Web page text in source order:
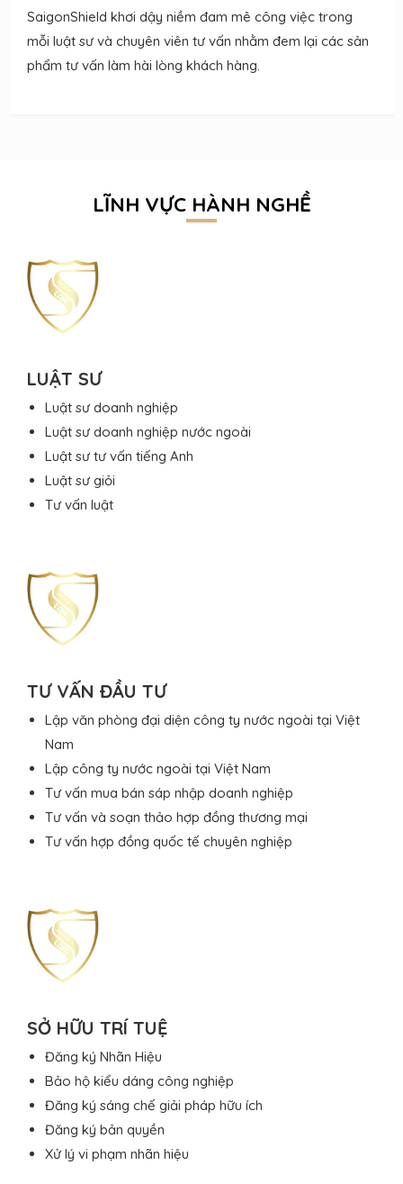
SaigonShield khơi dậy niềm đam mê công việc trong
mỗi luật sư và chuyên viên tư vấn nhằm đem lại các sản
phẩm tư vấn làm hài lòng khách hàng.
LĨNH VỰC HÀNH NGHỀ
LUẬT SƯ
Luật sư doanh nghiệp
Luật sư doanh nghiệp nước ngoài
Luật sư tư vấn tiếng Anh
Luật sư giỏi
Tư vấn luật
TƯ VẤN ĐẦU TƯ
Lập văn phòng đại diện công ty nước ngoài tại Việt
Nam
Lập công ty nước ngoài tại Việt Nam
Tư vấn mua bán sáp nhập doanh nghiệp
Tư vấn và soạn thảo hợp đồng thương mại
Tư vấn hợp đồng quốc tế chuyên nghiệp
SỞ HỮU TRÍ TUỆ
Đăng ký Nhãn Hiệu
Bảo hộ kiểu dáng công nghiệp
Đăng ký sáng chế giải pháp hữu ích
Đăng ký bản quyền
Xử lý vi phạm nhãn hiệu